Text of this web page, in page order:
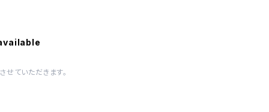
ていただきます。